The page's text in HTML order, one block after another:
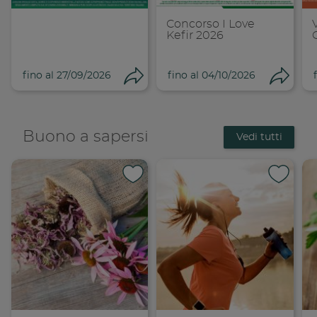
fino al 27/09/2026
Condividi su
Copia link
Concorso I Love
Kefir 2026
fino al 04/10/2026
Buono a sapersi Vedi tutti